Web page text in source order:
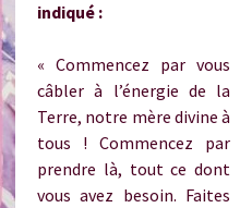
indiqué :
« Commencez par vous
câbler à l’énergie de la
Terre, notre mère divine à
tous ! Commencez par
prendre là, tout ce dont
vous avez besoin. Faites